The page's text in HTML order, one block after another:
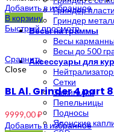
Гриндер
Гриндер
Весы на граммы
Весы
Весы до 500
Аксессуары для
Сетки
Зажигалки
Пепельницы
Подносы
Японские
Добавить в избранное
В корзину
Быстрый просмотр
Сравнить
Close
BL Al. Grinder 4 part
9999,00₽
Добавить в избранное